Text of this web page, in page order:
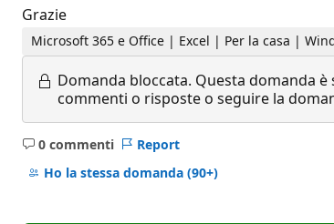
Grazie
Microsoft 365 e Office | Excel | Per la casa |
Domanda bloccata. Questa domanda
commenti o risposte o seguire la
0 commenti
Nessun
commento
Report
Ho la stessa domanda (90+)